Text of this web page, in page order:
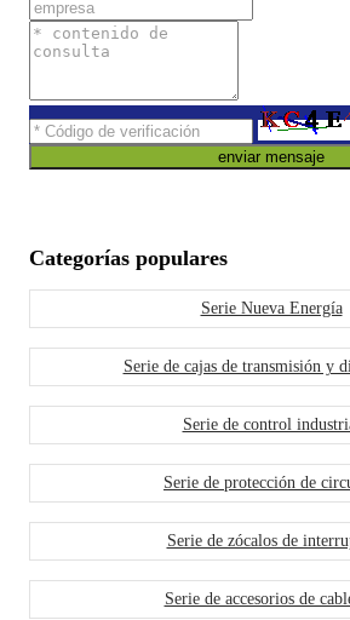
enviar mensaje
Categorías populares
Serie Nueva Energía
Serie de cajas de transmisión y
Serie de control
Serie de protección de
Serie de zócalos de
Serie de accesorios de